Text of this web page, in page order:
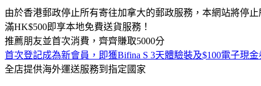
由於香港郵政停止所有寄往加拿大的郵政服務，本網站將停
滿HK$500即享本地免費送貨服務！
推薦朋友並首次消費，齊齊賺取5000分
首次登記成為新會員，即獲Bifina S 3天體驗裝及$100電子現金
全店提供海外運送服務到指定國家